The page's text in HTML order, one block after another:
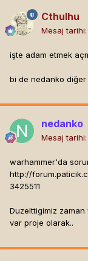
Cthulhu
Mesaj tarihi:
işte adam etmek
bi de nedanko
nedanko
Mesaj tarihi:
warhammer'da
http://
3425511
Duzelttigimiz
var proje olarak..